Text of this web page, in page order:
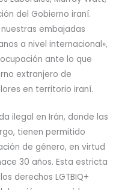
del Gobierno iraní.
embajadas
a nivel internacional»,
ante lo que
extranjero de
en territorio iraní.
ilegal en Irán, donde las
tienen permitido
de género, en virtud
30 años. Esta estricta
derechos LGTBIQ+